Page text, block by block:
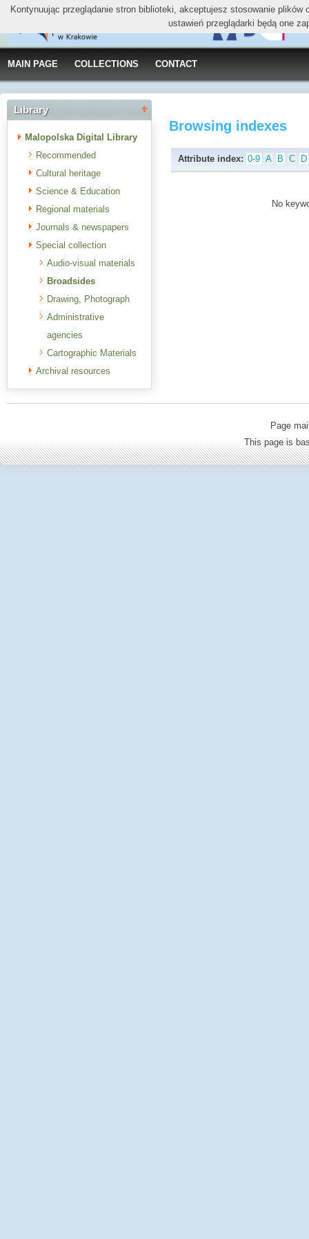
MAIN PAGE COLLECTIONS CONTACT
Library
Malopolska Digital Library
Recommended
Cultural heritage
Science & Education
Regional materials
Journals & newspapers
Special collection
Audio-visual materials
Broadsides
Drawing, Photograph
Administrative
agencies
Cartographic Materials
Archival resources
Browsing indexes
Attribute index: 0-9 A B C D
No
Page
This page is
Kontynuując przeglądanie stron biblioteki, akceptujesz stosowanie
ustawień przeglądarki będą one